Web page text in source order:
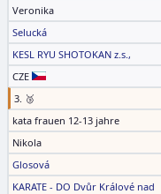
Veronika
Selucká
KESL RYU SHOTOKAN z.s.,
CZE
3. 🥉
kata frauen 12-13 jahre
Nikola
Glosová
KARATE - DO Dvůr Králové nad